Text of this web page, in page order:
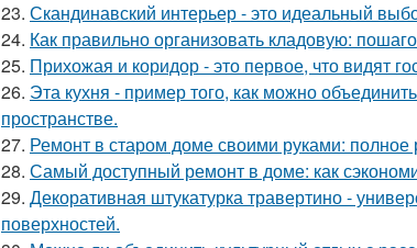
23. Скандинавский интерьер - это идеальный
24. Как правильно организовать кладовую:
25. Прихожая и коридор - это первое, что видят
26. Эта кухня - пример того, как можно
пространстве.
27. Ремонт в старом доме своими руками:
28. Самый доступный ремонт в доме: как
29. Декоративная штукатурка травертино -
поверхностей.